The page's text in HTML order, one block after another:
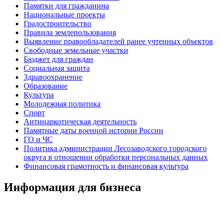
Памятки для гражданина
Национальные проекты
Градостроительство
Правила землепользования
Выявление правообладателей ранее учтенных объектов
Свободные земельные участки
Бюджет для граждан
Социальная защита
Здравоохранение
Образование
Культура
Молодежная политика
Спорт
Антинаркотическая деятельность
Памятные даты военной истории России
ГО и ЧС
Политика администрации Лесозаводского городского
округа в отношении обработки персональных данных
Финансовая грамотность и финансовая культура
Информация для бизнеса